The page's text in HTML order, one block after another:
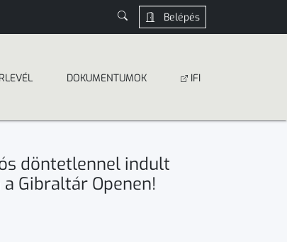
Belépés
DOKUMEN­­TUMOK IFI
döntetlennel indult
Gibraltár Openen!